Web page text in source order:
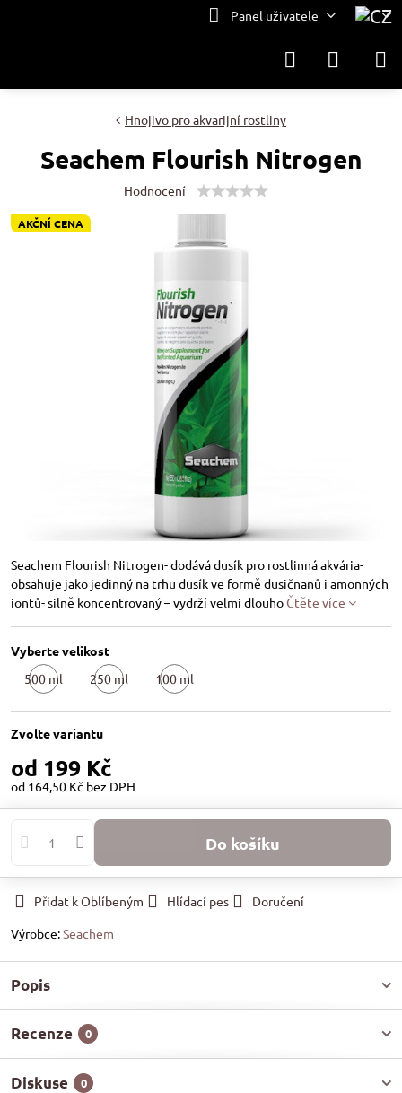
Panel uživatele
AKČNÍ CENA
Hnojivo pro akvarijní rostliny
Seachem Flourish Nitrogen
Hodnocení
Seachem Flourish Nitrogen- dodává dusík pro rostlinná akvária-
obsahuje jako jedinný na trhu dusík ve formě dusičnanů i amonných
iontů- silně koncentrovaný – vydrží velmi dlouhoČtěte více
Vyberte velikost
500 ml
250 ml
100 ml
Zvolte variantu
od 199 Kč
od 164,50 Kč bez DPH
Do košíku
Přidat k Oblíbeným Hlídací pes
Doručení
Výrobce:Seachem
Popis
Recenze 0
Diskuse 0